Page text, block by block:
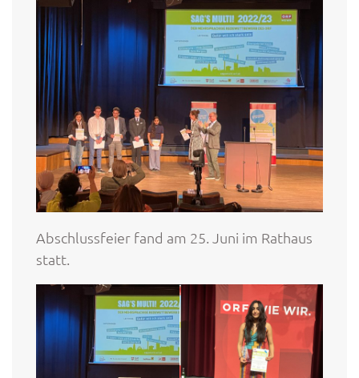
Abschlussfeier fand am 25. Juni im Rathaus
statt.